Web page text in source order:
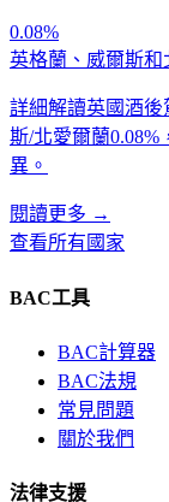
0.08%
英格蘭、威爾斯和
詳細解讀英國酒
斯/北愛爾蘭0.08%
異。
閱讀更多 →
查看所有國家
BAC工具
BAC計算器
BAC法規
常見問題
關於我們
法律支援